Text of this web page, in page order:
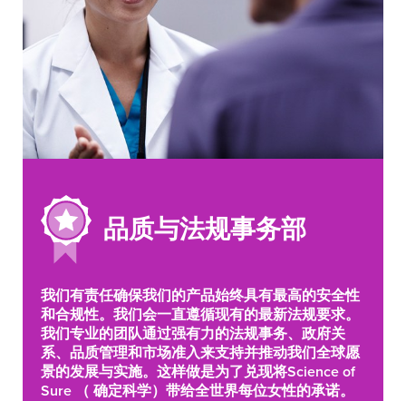
品质与法规事务部
我们有责任确保我们的产品始终具有最高的安全性
和合规性。我们会一直遵循现有的最新法规要求。
我们专业的团队通过强有力的法规事务、政府关
系、品质管理和市场准入来支持并推动我们全球愿
景的发展与实施。这样做是为了兑现将Science of
Sure （ 确定科学）带给全世界每位女性的承诺。